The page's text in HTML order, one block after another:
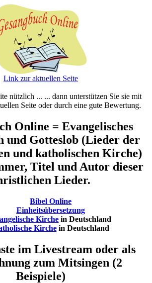
Link zur aktuellen Seite
nützlich ... ... dann unterstützen Sie sie mit
Seite oder durch eine gute Bewertung.
Online = Evangelisches
und Gotteslob (Lieder der
und katholischen Kirche)
Titel und Autor dieser
Lieder.
Bibel Online
Einheitsübersetzung
Kirche in Deutschland
Kirchein Deutschland
im Livestream oder als
zum Mitsingen (2
Beispiele)